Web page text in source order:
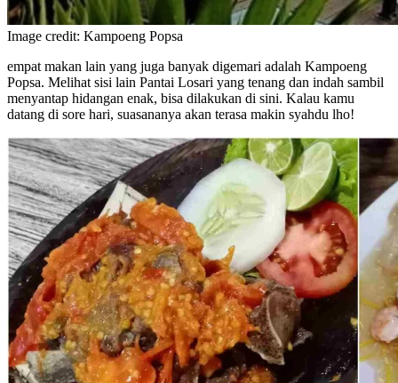
Image credit: Kampoeng Popsa
empat makan lain yang juga banyak digemari adalah Kampoeng
Popsa. Melihat sisi lain Pantai Losari yang tenang dan indah sambil
menyantap hidangan enak, bisa dilakukan di sini. Kalau kamu
datang di sore hari, suasananya akan terasa makin syahdu lho!